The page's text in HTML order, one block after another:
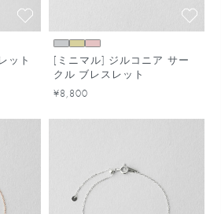
ット
[ミニマル] ジルコニア サー
クル ブレスレット
¥8,800